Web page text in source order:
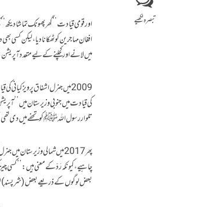
تبصرہ لکھیے
اور قومی قیادت’’ گھر پھونک تماشا
افغان مہاجرین کو ٹھکانا دیا،لیکن
میں لانے اور کچلنے کے لیے متعدد
کی قیادت میں جنوبی وزیرستان میں
تلوار رسول اللہ ﷺ کوتحفے میں دی
پھر 2017میں شمالی
چاہیے، کیونکہ رَدّ کے معنی ہیں:’’کسی
بعض لوگوں کے ذریعے بعض (شرپسند)لوگوں